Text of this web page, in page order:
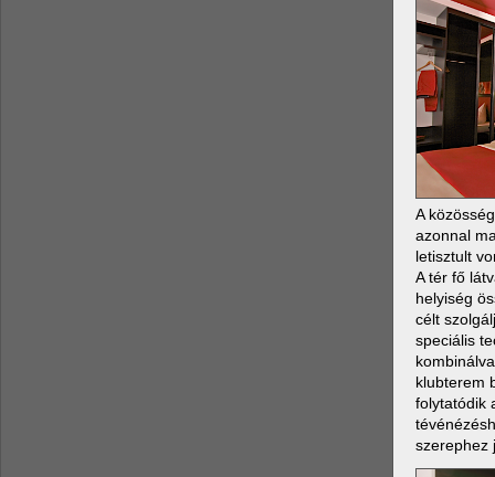
A
azonnal
letisztult
A tér fő
helyiség
célt
speciális
klubterem
folytatódik
szerephez